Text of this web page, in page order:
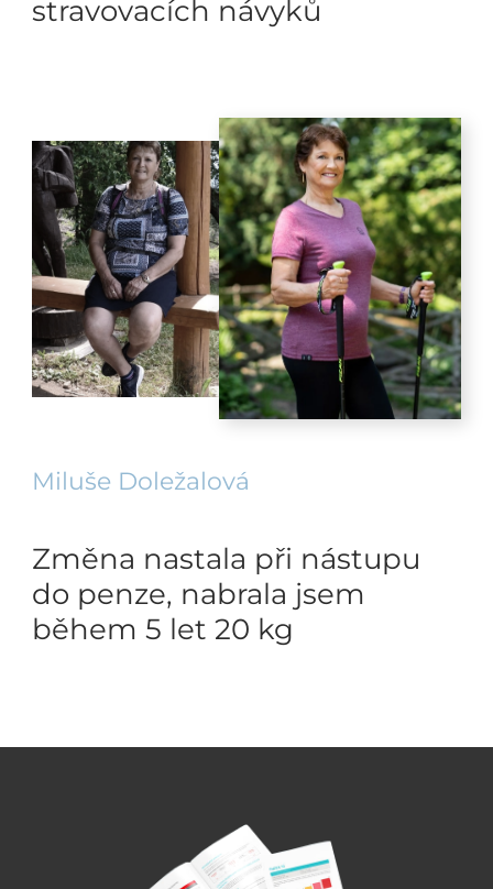
stravovacích návyků
Miluše Doležalová
Změna nastala při nástupu
do penze, nabrala jsem
během 5 let 20 kg